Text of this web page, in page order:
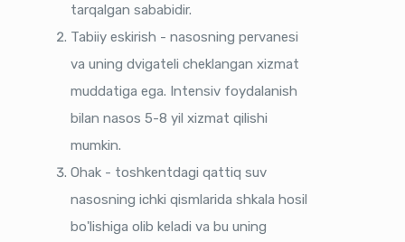
tarqalgan sababidir.
Tabiiy eskirish - nasosning pervanesi
va uning dvigateli cheklangan xizmat
muddatiga ega. Intensiv foydalanish
bilan nasos 5-8 yil xizmat qilishi
mumkin.
Ohak - toshkentdagi qattiq suv
nasosning ichki qismlarida shkala hosil
bo'lishiga olib keladi va bu uning